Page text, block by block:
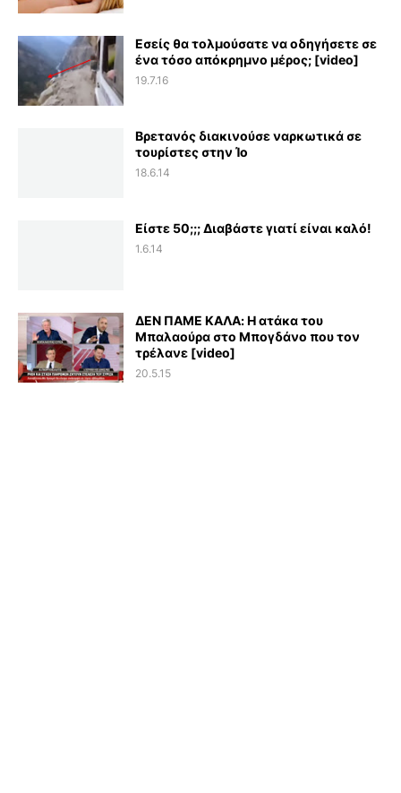
Εσείς θα τολμούσατε να οδηγήσετε σε
ένα τόσο απόκρημνο μέρος; [video]
19.7.16
Βρετανός διακινούσε ναρκωτικά σε
τουρίστες στην Ίο
18.6.14
Είστε 50;;; Διαβάστε γιατί είναι καλό!
1.6.14
ΔΕΝ ΠΑΜΕ ΚΑΛΑ: Η ατάκα του
Μπαλαούρα στο Μπογδάνο που τον
τρέλανε [video]
20.5.15